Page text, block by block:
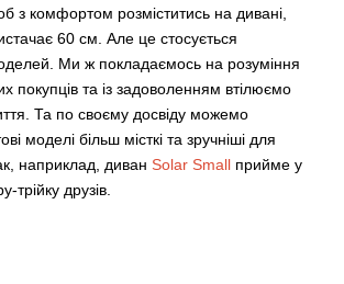
з комфортом розміститись на дивані,
60 см. Але це стосується
Ми ж покладаємось на розуміння
покупців та із задоволенням втілюємо
Та по своєму досвіду можемо
моделі більш місткі та зручніші для
наприклад, диван Solar Small прийме у
трійку друзів.